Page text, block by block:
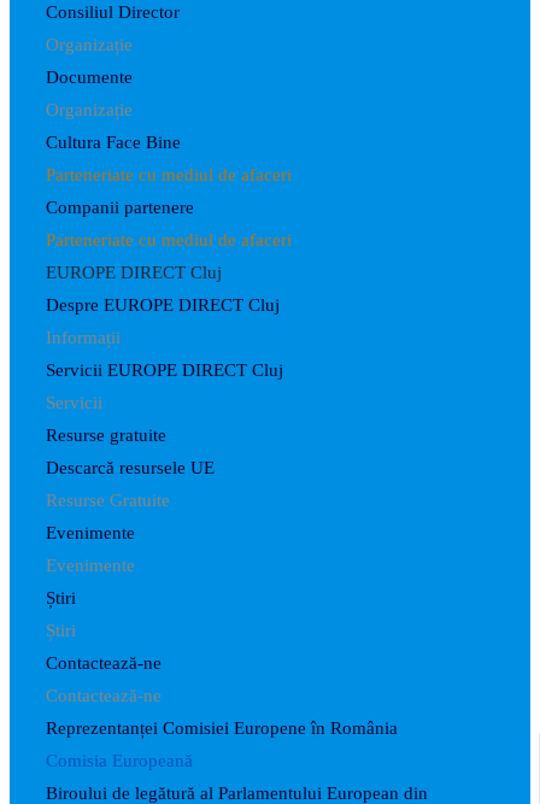
Consiliul Director
Organizație
Documente
Organizație
Cultura Face Bine
Parteneriate cu mediul de afaceri
Companii partenere
Parteneriate cu mediul de afaceri
EUROPE DIRECT Cluj
Despre EUROPE DIRECT Cluj
Informații
Servicii EUROPE DIRECT Cluj
Servicii
Resurse gratuite
Descarcă resursele UE
Resurse Gratuite
Evenimente
Evenimente
Știri
Știri
Contactează-ne
Contactează-ne
Reprezentanței Comisiei Europene în România
Comisia Europeană
Biroului de legătură al Parlamentului European din